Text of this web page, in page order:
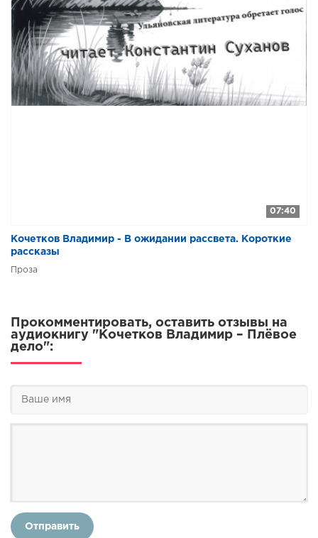
07:40
Кочетков Владимир - В ожидании рассвета. Короткие
рассказы
Проза
Прокомментировать, оставить отзывы на
аудиокнигу "Кочетков Владимир – Плёвое
дело":
Отправить